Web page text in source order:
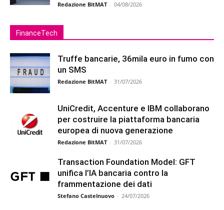
Redazione BitMAT - 04/08/2026
FinanceTech
Truffe bancarie, 36mila euro in fumo con
un SMS
Redazione BitMAT - 31/07/2026
UniCredit, Accenture e IBM collaborano
per costruire la piattaforma bancaria
europea di nuova generazione
Redazione BitMAT - 31/07/2026
Transaction Foundation Model: GFT
unifica l’IA bancaria contro la
frammentazione dei dati
Stefano Castelnuovo - 24/07/2026